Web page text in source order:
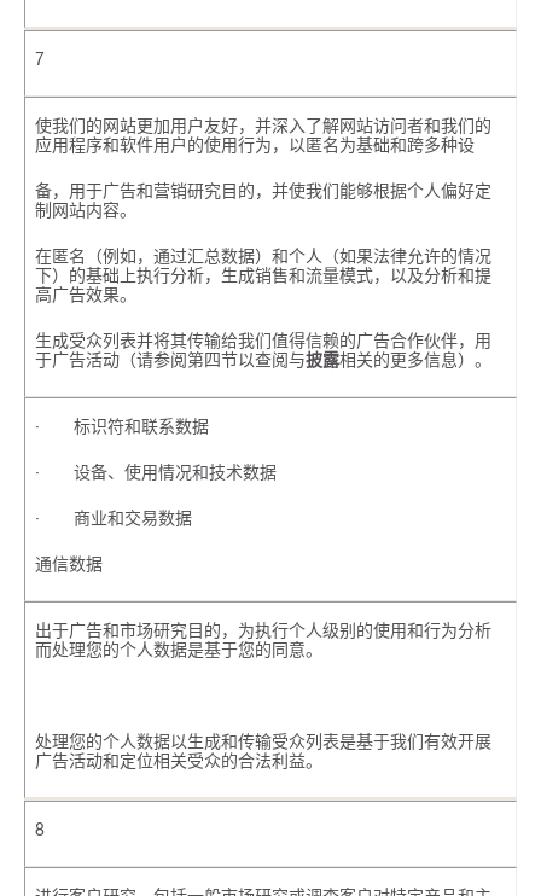
7
使我们的网站更加用户友好，并深入了解网站访问者和我们的
应用程序和软件用户的使用行为，以匿名为基础和跨多种设
备，用于广告和营销研究目的，并使我们能够根据个人偏好定
制网站内容。
在匿名（例如，通过汇总数据）和个人（如果法律允许的情况
下）的基础上执行分析，生成销售和流量模式，以及分析和提
高广告效果。
生成受众列表并将其传输给我们值得信赖的广告合作伙伴，用
于广告活动（请参阅第四节以查阅与披露相关的更多信息）。
· 标识符和联系数据
· 设备、使用情况和技术数据
· 商业和交易数据
通信数据
出于广告和市场研究目的，为执行个人级别的使用和行为分析
而处理您的个人数据是基于您的同意。
处理您的个人数据以生成和传输受众列表是基于我们有效开展
广告活动和定位相关受众的合法利益。
8